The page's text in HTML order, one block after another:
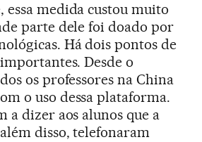
essa medida custou muito
parte dele foi doado por
Há dois pontos de
Desde o
os professores na China
o uso dessa plataforma.
a dizer aos alunos que a
disso, telefonaram